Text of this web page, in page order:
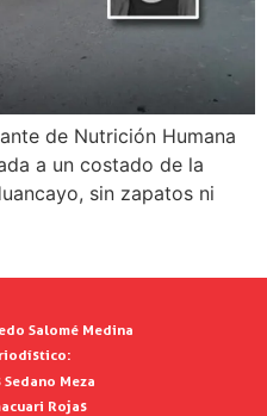
de Nutrición Humana
a un costado de la
sin zapatos ni
Salomé Medina
Meza
Rojas